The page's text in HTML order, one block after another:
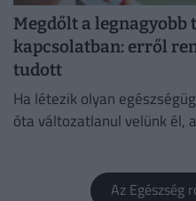
Megdőlt a legnagyobb
kapcsolatban: erről
tudott
Ha létezik olyan
óta változatlanul velünk él,
Az Egészség